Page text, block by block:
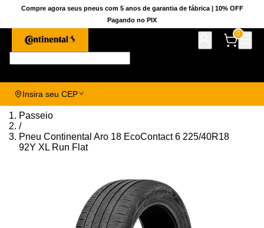
Compre agora seus pneus com 5 anos de garantia de fábrica | 10% OFF
Pagando no PIX
0
Insira seu CEP
Passeio
/
Pneu Continental Aro 18 EcoContact 6 225/40R18
92Y XL Run Flat